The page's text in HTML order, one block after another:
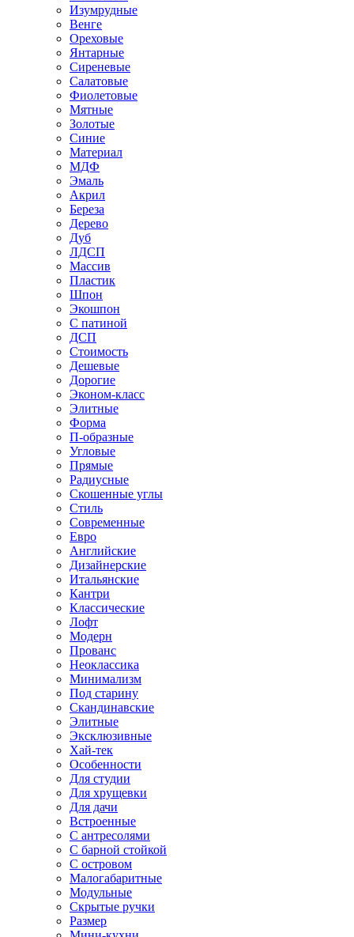
Изумрудные
Венге
Ореховые
Янтарные
Сиреневые
Салатовые
Фиолетовые
Мятные
Золотые
Синие
Материал
МДФ
Эмаль
Акрил
Береза
Дерево
Дуб
ЛДСП
Массив
Пластик
Шпон
Экошпон
С патиной
ДСП
Стоимость
Дешевые
Дорогие
Эконом-класс
Элитные
Форма
П-образные
Угловые
Прямые
Радиусные
Скошенные углы
Стиль
Современные
Евро
Английские
Дизайнерские
Итальянские
Кантри
Классические
Лофт
Модерн
Прованс
Неоклассика
Минимализм
Под старину
Скандинавские
Элитные
Эксклюзивные
Хай-тек
Особенности
Для студии
Для хрущевки
Для дачи
Встроенные
С антресолями
С барной стойкой
С островом
Малогабаритные
Модульные
Скрытые ручки
Размер